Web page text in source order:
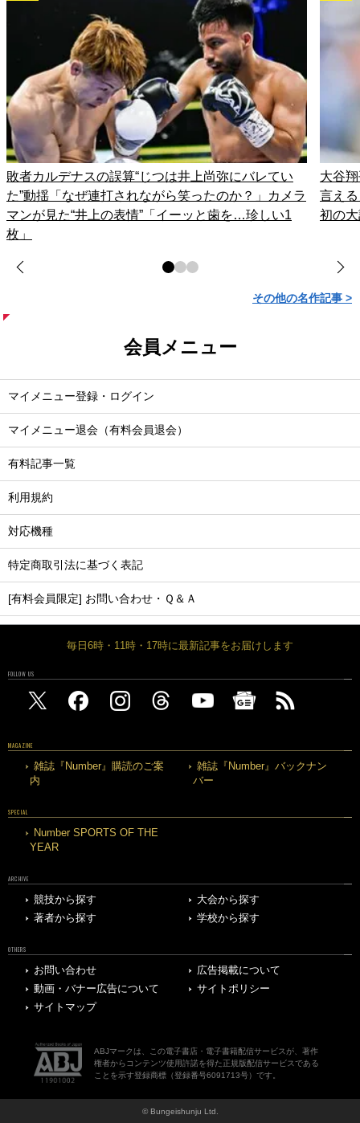
敗者カルデナスの誤算“じつは井上尚弥にバレてい
た”動揺「なぜ連打されながら笑ったのか？」カメラ
マンが見た“井上の表情”「イーッと歯を…珍しい1
枚」
大谷
言え
初の
その他の名作記事 >
会員メニュー
マイメニュー登録・ログイン
マイメニュー退会（有料会員退会）
有料記事一覧
利用規約
対応機種
特定商取引法に基づく表記
[有料会員限定] お問い合わせ・Ｑ＆Ａ
毎日6時・11時・17時に最新記事をお届けします
FOLLOW US
MAGAZINE
雑誌『Number』購読のご案
内
雑誌『Number』バックナン
バー
SPECIAL
Number SPORTS OF THE
YEAR
ARCHIVE
競技から探す
大会から探す
著者から探す
学校から探す
OTHERS
お問い合わせ
広告掲載について
動画・バナー広告について
サイトポリシー
サイトマップ
ABJマークは、この電子書店・電子書籍配信サービスが、著作
権者からコンテンツ使用許諾を得た正規版配信サービスである
ことを示す登録商標（登録番号6091713号）です。
© Bungeishunju Ltd.